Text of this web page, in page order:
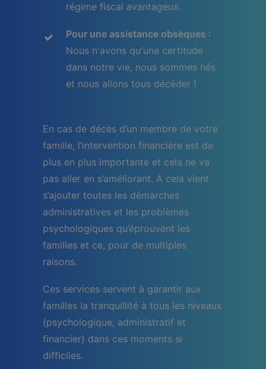
régime fiscal avantageux.
Pour une assistance obsèques :
Nous n'avons qu'une certitude
dans notre vie, nous sommes nés
et nous allons tous décéder !
En cas de décès d’un membre de votre
famille, l’intervention financière est de
plus en plus importante et cela ne va
pas aller en s’améliorant. A cela vient
s’ajouter toutes les démarches
administratives et les problèmes
psychologiques qu’éprouvent les
familles et ce, pour de multiples
raisons.
Ces services servent à garantir aux
familles la tranquillité à tous les niveaux
(psychologique, administratif et
financier) dans ces moments si
difficiles.